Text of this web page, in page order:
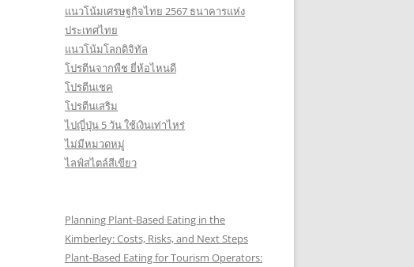
แนวโน้มเศรษฐกิจไทย 2567 ธนาคารแห่ง
ประเทศไทย
แนวโน้มโลกดิจิทัล
โปรตีนจากพืช ยี่ห้อไหนดี
โปรตีนเชค
โปรตีนเสริม
ไปญี่ปุ่น 5 วัน ใช้เงินเท่าไหร่
ไม่มีหมวดหมู่
ไลฟ์สไตล์สีเขียว
Planning Plant-Based Eating in the
Kimberley: Costs, Risks, and Next Steps
Plant-Based Eating for Tourism Operators: